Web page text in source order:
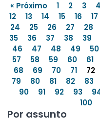
« Próximo 1 2 3 4
12
13 14 15 16 17
24
25 26 27 28
35
36 37 38 39
46
47 48 49 50
57
58 59 60 61
68
69 70 71 72
79
80 81 82 83
90
91 92 93
100
Por assunto